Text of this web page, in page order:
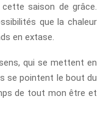
saison de grâce.
que la chaleur
en extase.
qui se mettent en
se pointent le bout du
de tout mon être et